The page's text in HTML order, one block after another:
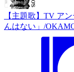
【主題歌】TV ア
んはない」/